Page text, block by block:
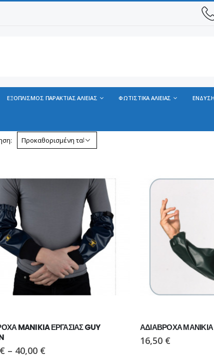
ΕΞΟΠΛΙΣΜΟΣ ΠΑΡΑΚΤΙΑΣ ΑΛΙΕΙΑΣ ΦΩΤΙΣΤΙΚΑ ΑΛΙΕΙΑΣ
MANIKIA ΕΡΓΑΣΙΑΣ GUY
€ – 40,00 €
ΑΔΙΑΒΡΟΧΑ ΜΑΝΙΚΙΑ
16,50 €